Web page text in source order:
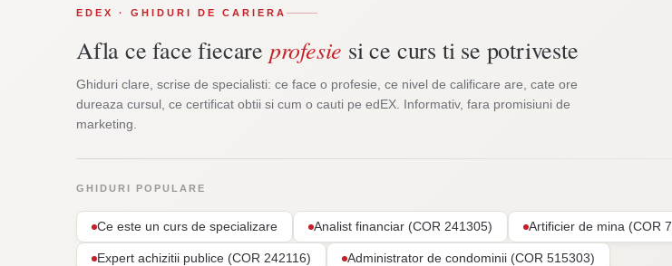
EDEX · GHIDURI DE CARIERA
Afla ce face fiecare profesie si ce curs ti se potriveste
Ghiduri clare, scrise de specialisti: ce face o profesie, ce nivel de calificare are, cate ore
dureaza cursul, ce certificat obtii si cum o cauti pe edEX. Informativ, fara promisiuni de
marketing.
GHIDURI POPULARE
Ce este un curs de specializare Analist financiar (COR 241305) Artificier de mina (COR
Expert achizitii publice (COR 242116) Administrator de condominii (COR 515303)